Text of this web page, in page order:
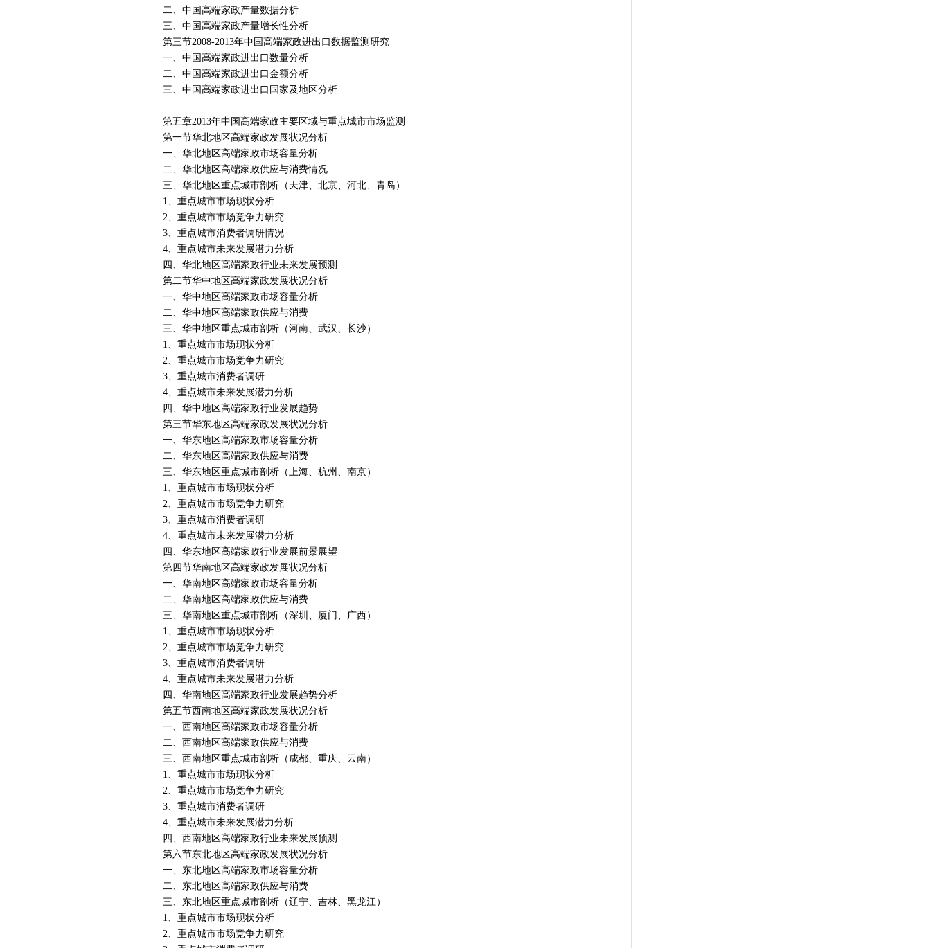
二、中国高端家政产量数据分析
三、中国高端家政产量增长性分析
第三节2008-2013年中国高端家政进出口数据监测研究
一、中国高端家政进出口数量分析
二、中国高端家政进出口金额分析
三、中国高端家政进出口国家及地区分析
第五章2013年中国高端家政主要区域与重点城市市场监测
第一节华北地区高端家政发展状况分析
一、华北地区高端家政市场容量分析
二、华北地区高端家政供应与消费情况
三、华北地区重点城市剖析（天津、北京、河北、青岛）
1、重点城市市场现状分析
2、重点城市市场竞争力研究
3、重点城市消费者调研情况
4、重点城市未来发展潜力分析
四、华北地区高端家政行业未来发展预测
第二节华中地区高端家政发展状况分析
一、华中地区高端家政市场容量分析
二、华中地区高端家政供应与消费
三、华中地区重点城市剖析（河南、武汉、长沙）
1、重点城市市场现状分析
2、重点城市市场竞争力研究
3、重点城市消费者调研
4、重点城市未来发展潜力分析
四、华中地区高端家政行业发展趋势
第三节华东地区高端家政发展状况分析
一、华东地区高端家政市场容量分析
二、华东地区高端家政供应与消费
三、华东地区重点城市剖析（上海、杭州、南京）
1、重点城市市场现状分析
2、重点城市市场竞争力研究
3、重点城市消费者调研
4、重点城市未来发展潜力分析
四、华东地区高端家政行业发展前景展望
第四节华南地区高端家政发展状况分析
一、华南地区高端家政市场容量分析
二、华南地区高端家政供应与消费
三、华南地区重点城市剖析（深圳、厦门、广西）
1、重点城市市场现状分析
2、重点城市市场竞争力研究
3、重点城市消费者调研
4、重点城市未来发展潜力分析
四、华南地区高端家政行业发展趋势分析
第五节西南地区高端家政发展状况分析
一、西南地区高端家政市场容量分析
二、西南地区高端家政供应与消费
三、西南地区重点城市剖析（成都、重庆、云南）
1、重点城市市场现状分析
2、重点城市市场竞争力研究
3、重点城市消费者调研
4、重点城市未来发展潜力分析
四、西南地区高端家政行业未来发展预测
第六节东北地区高端家政发展状况分析
一、东北地区高端家政市场容量分析
二、东北地区高端家政供应与消费
三、东北地区重点城市剖析（辽宁、吉林、黑龙江）
1、重点城市市场现状分析
2、重点城市市场竞争力研究